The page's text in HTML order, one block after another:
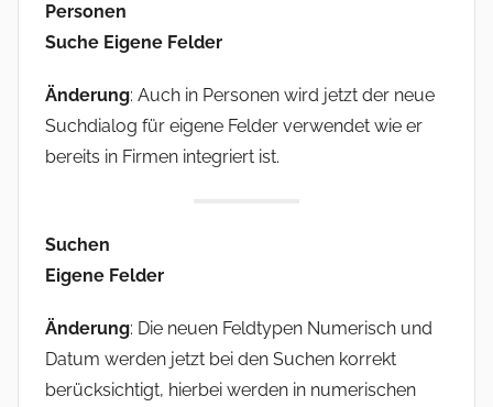
Personen
Suche Eigene Felder
Änderung: Auch in Personen wird jetzt der neue
Suchdialog für eigene Felder verwendet wie er
bereits in Firmen integriert ist.
Suchen
Eigene Felder
Änderung: Die neuen Feldtypen Numerisch und
Datum werden jetzt bei den Suchen korrekt
berücksichtigt, hierbei werden in numerischen